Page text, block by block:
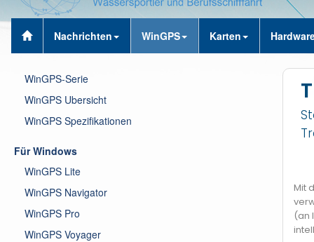
Nachrichten WinGPS Karten
Mit
(an
WinGPS-Serie
WinGPS Ubersicht
WinGPS Spezifikationen
Für Windows
WinGPS Lite
WinGPS Navigator
WinGPS Pro
WinGPS Voyager